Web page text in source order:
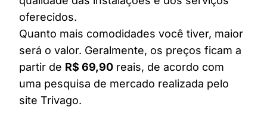
oferecidos.
Quanto mais comodidades você tiver, maior
será o valor. Geralmente, os preços ficam a
partir de R$ 69,90 reais, de acordo com
uma pesquisa de mercado realizada pelo
site Trivago.